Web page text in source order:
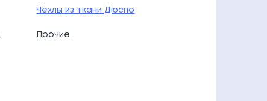
Чехлы из ткани Дюспо
Прочие